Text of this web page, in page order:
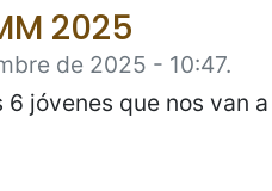
2025
de 2025 - 10:47.
jóvenes que nos van